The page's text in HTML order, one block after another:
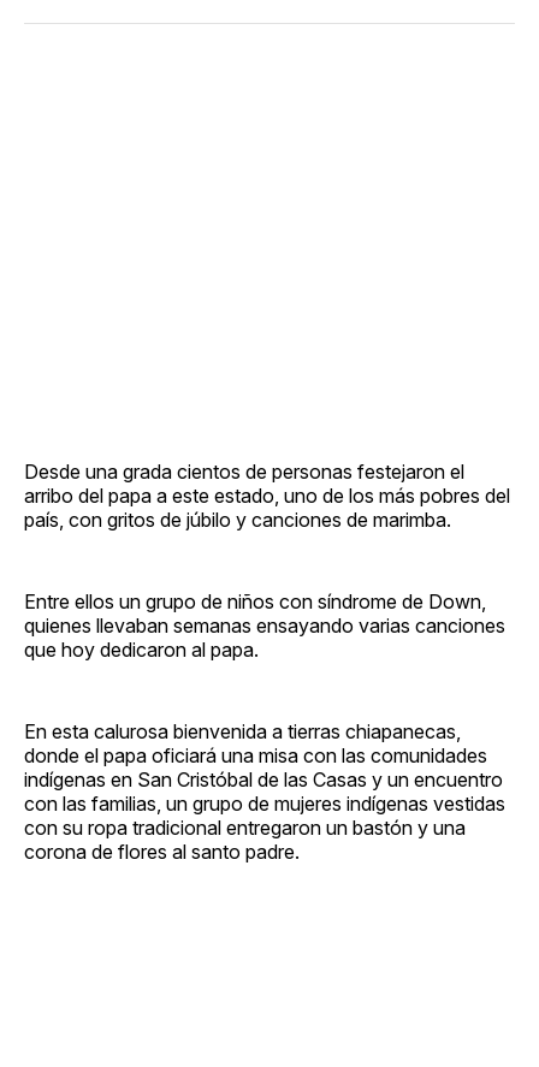
Desde una grada cientos de personas festejaron el
arribo del papa a este estado, uno de los más pobres del
país, con gritos de júbilo y canciones de marimba.
Entre ellos un grupo de niños con síndrome de Down,
quienes llevaban semanas ensayando varias canciones
que hoy dedicaron al papa.
En esta calurosa bienvenida a tierras chiapanecas,
donde el papa oficiará una misa con las comunidades
indígenas en San Cristóbal de las Casas y un encuentro
con las familias, un grupo de mujeres indígenas vestidas
con su ropa tradicional entregaron un bastón y una
corona de flores al santo padre.